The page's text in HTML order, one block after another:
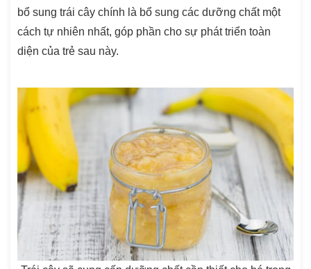
bổ sung trái cây chính là bổ sung các dưỡng chất một
cách tự nhiên nhất, góp phần cho sự phát triển toàn
diện của trẻ sau này.